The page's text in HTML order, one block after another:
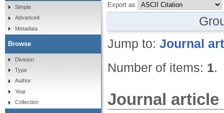
Export as
Jump to: Journal
Number of items: 1.
Journal article
Simple
Advanced
Metadata
Browse
Division
Type
Author
Year
Collection